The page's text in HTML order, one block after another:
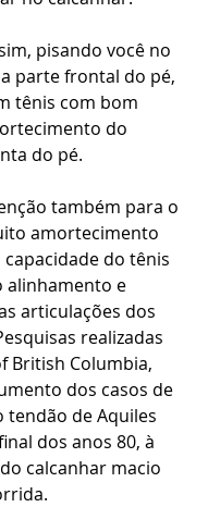
pisando você no
parte frontal do pé,
tênis com bom
do
do pé.
também para o
amortecimento
do tênis
alinhamento e
articulações dos
realizadas
British Columbia,
dos casos de
tendão de Aquiles
dos anos 80, à
calcanhar macio